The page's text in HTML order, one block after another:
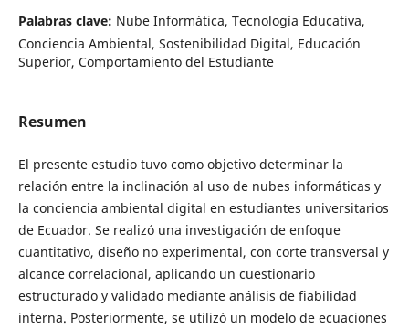
Palabras clave: Nube Informática, Tecnología Educativa,
Conciencia Ambiental, Sostenibilidad Digital, Educación
Superior, Comportamiento del Estudiante
Resumen
El presente estudio tuvo como objetivo determinar la
relación entre la inclinación al uso de nubes informáticas y
la conciencia ambiental digital en estudiantes universitarios
de Ecuador. Se realizó una investigación de enfoque
cuantitativo, diseño no experimental, con corte transversal y
alcance correlacional, aplicando un cuestionario
estructurado y validado mediante análisis de fiabilidad
interna. Posteriormente, se utilizó un modelo de ecuaciones